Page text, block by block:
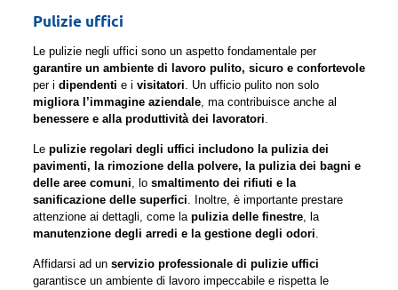
Pulizie uffici
Le pulizie negli uffici sono un aspetto fondamentale per
garantire un ambiente di lavoro pulito, sicuro e confortevole
per i dipendenti e i visitatori. Un ufficio pulito non solo
migliora l’immagine aziendale, ma contribuisce anche al
benessere e alla produttività dei lavoratori.
Le pulizie regolari degli uffici includono la pulizia dei
pavimenti, la rimozione della polvere, la pulizia dei bagni e
delle aree comuni, lo smaltimento dei rifiuti e la
sanificazione delle superfici. Inoltre, è importante prestare
attenzione ai dettagli, come la pulizia delle finestre, la
manutenzione degli arredi e la gestione degli odori.
Affidarsi ad un servizio professionale di pulizie uffici
garantisce un ambiente di lavoro impeccabile e rispetta le